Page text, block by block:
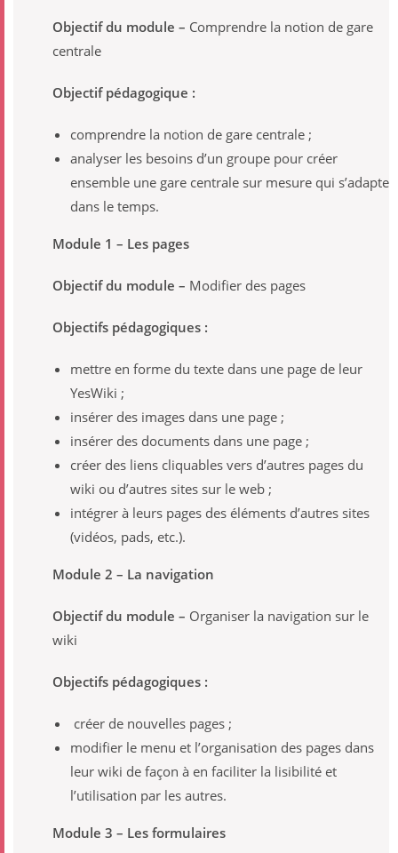
Objectif du module – Comprendre la notion de gare
centrale
Objectif pédagogique :
comprendre la notion de gare centrale ;
analyser les besoins dʼun groupe pour créer
ensemble une gare centrale sur mesure qui sʼadapte
dans le temps.
Module 1 – Les pages
Objectif du module – Modifier des pages
Objectifs pédagogiques :
mettre en forme du texte dans une page de leur
YesWiki ;
insérer des images dans une page ;
insérer des documents dans une page ;
créer des liens cliquables vers dʼautres pages du
wiki ou dʼautres sites sur le web ;
intégrer à leurs pages des éléments dʼautres sites
(vidéos, pads, etc.).
Module 2 – La navigation
Objectif du module – Organiser la navigation sur le
wiki
Objectifs pédagogiques :
créer de nouvelles pages ;
modifier le menu et lʼorganisation des pages dans
leur wiki de façon à en faciliter la lisibilité et
lʼutilisation par les autres.
Module 3 – Les formulaires